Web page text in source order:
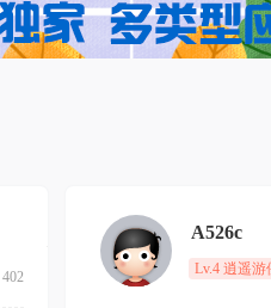
402
A526c
Lv.4 逍遥游